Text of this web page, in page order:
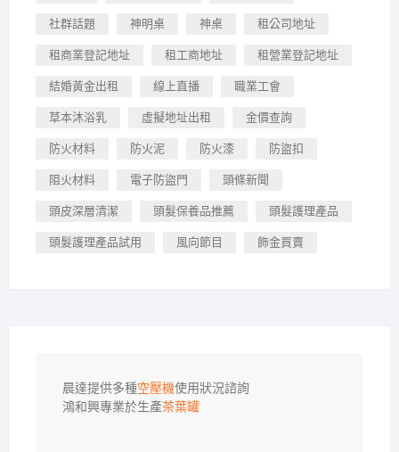
社群話題 神明桌 神桌 租公司地址
租商業登記地址 租工商地址 租營業登記地址
結婚黃金出租 線上直播 職業工會
草本沐浴乳 虛擬地址出租 金價查詢
防火材料 防火泥 防火漆 防盜扣
阻火材料 電子防盜門 頭條新聞
頭皮深層清潔 頭髮保養品推薦 頭髮護理產品
頭髮護理產品試用 風向節目 飾金買賣
晨達提供多種空壓機使用狀況諮詢
鴻和興專業於生產茶葉罐